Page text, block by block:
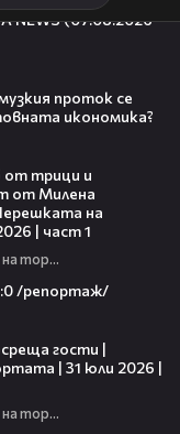
NEWS (07.08.2026 -
проток се
икономика?
от трици и
от Милена
на
| част 1
Черешката на тортата
/репортаж/
гости |
| 31 юли 2026 |
Черешката на тортата